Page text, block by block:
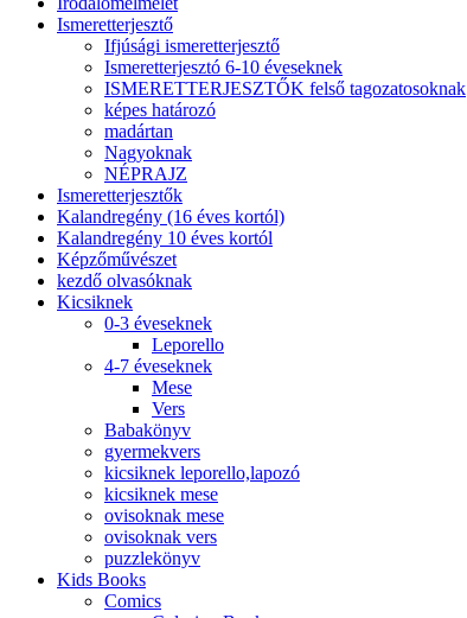
Ismeretterjesztő
Ifjúsági ismeretterjesztő
Ismeretterjesztó 6-10 éveseknek
ISMERETTERJESZTŐK felső tagozatosoknak
képes határozó
madártan
Nagyoknak
NÉPRAJZ
Ismeretterjesztők
Kalandregény (16 éves kortól)
Kalandregény 10 éves kortól
Képzőművészet
kezdő olvasóknak
Kicsiknek
0-3 éveseknek
Leporello
4-7 éveseknek
Mese
Vers
Babakönyv
gyermekvers
kicsiknek leporello,lapozó
kicsiknek mese
ovisoknak mese
ovisoknak vers
puzzlekönyv
Kids Books
Comics